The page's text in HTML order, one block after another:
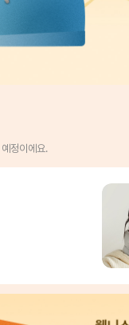
정이에요.